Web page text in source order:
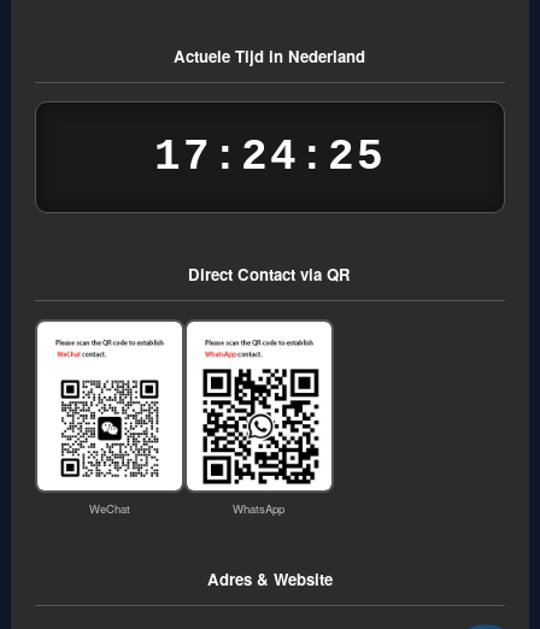
Actuele Tijd in Nederland
17:24:26
Direct Contact via QR
WeChat WhatsApp
Adres & Website